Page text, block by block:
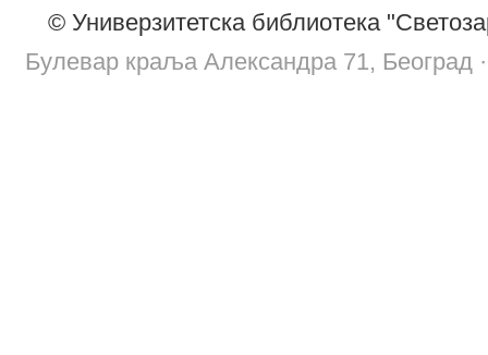
© Универзитетска библиотека
Булевар краља Александра 71, Београд